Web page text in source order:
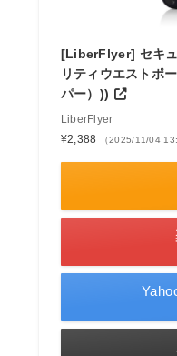
[LiberFlyer] セキュ
リティウエストポ
パー）))
LiberFlyer
¥2,388
（2025/11/04